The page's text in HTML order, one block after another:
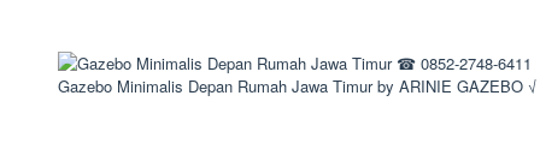
Gazebo Minimalis Depan Rumah Jawa Timur by ARINIE GAZEBO